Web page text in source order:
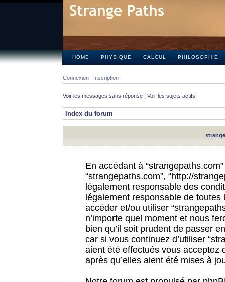
HOME PHYSIQUE CALCUL PHILOSOPHIE
Connexion Inscription
Voir les messages sans réponse | Voir les sujets actifs
Index du forum
En accédant à
“strangepaths.com”, “http://
légalement responsable des
légalement responsable de
accéder et/ou utiliser
n’importe quel moment et nous
bien qu’il soit prudent de passer
car si vous continuez d’utiliser
aient été effectués vous acceptez
après qu’elles aient été mises à